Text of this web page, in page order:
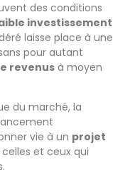
des conditions
investissement
laisse place à une
pour autant
revenusà moyen
du marché, la
vie à un projet
et ceux qui